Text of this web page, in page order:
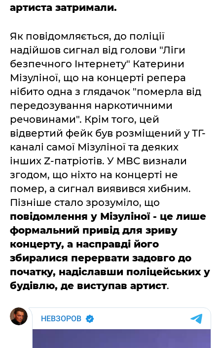
артиста затримали.
Як повідомляється, до поліції
надійшов сигнал від голови "Ліги
безпечного Інтернету" Катерини
Мізуліної, що на концерті репера
нібито одна з глядачок "померла від
передозування наркотичними
речовинами". Крім того, цей
відвертий фейк був розміщений у ТГ-
каналі самої Мізуліної та деяких
інших Z-патріотів. У МВС визнали
згодом, що ніхто на концерті не
помер, а сигнал виявився хибним.
Пізніше стало зрозуміло, що
повідомлення у Мізуліної - це лише
формальний привід для зриву
концерту, а насправді його
збиралися перервати задовго до
початку, надіславши поліцейських у
будівлю, де виступав артист.